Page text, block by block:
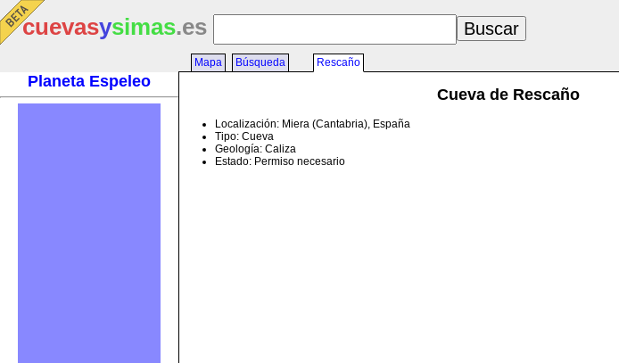
cuevasysimas.es
Planeta Espeleo
Mapa Búsqueda Rescaño
Cueva de Rescaño
Localización: Miera (Cantabria), España
Tipo: Cueva
Geología: Caliza
Estado: Permiso necesario